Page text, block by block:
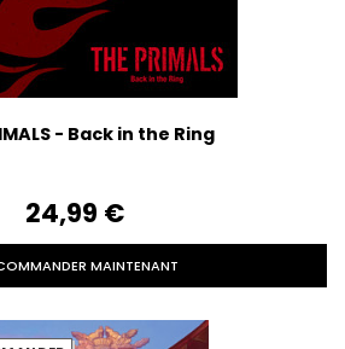
- Back in the Ring
24,99‎ ‎€
MAINTENANT